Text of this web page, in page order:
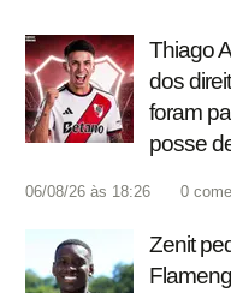
Thiago
dos
foram
posse
06/08/26 às 18:26 0
Zenit